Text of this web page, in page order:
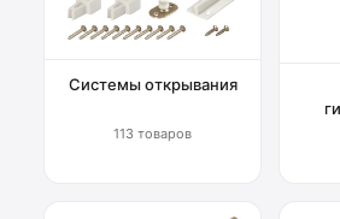
Системы открывания
113 товаров